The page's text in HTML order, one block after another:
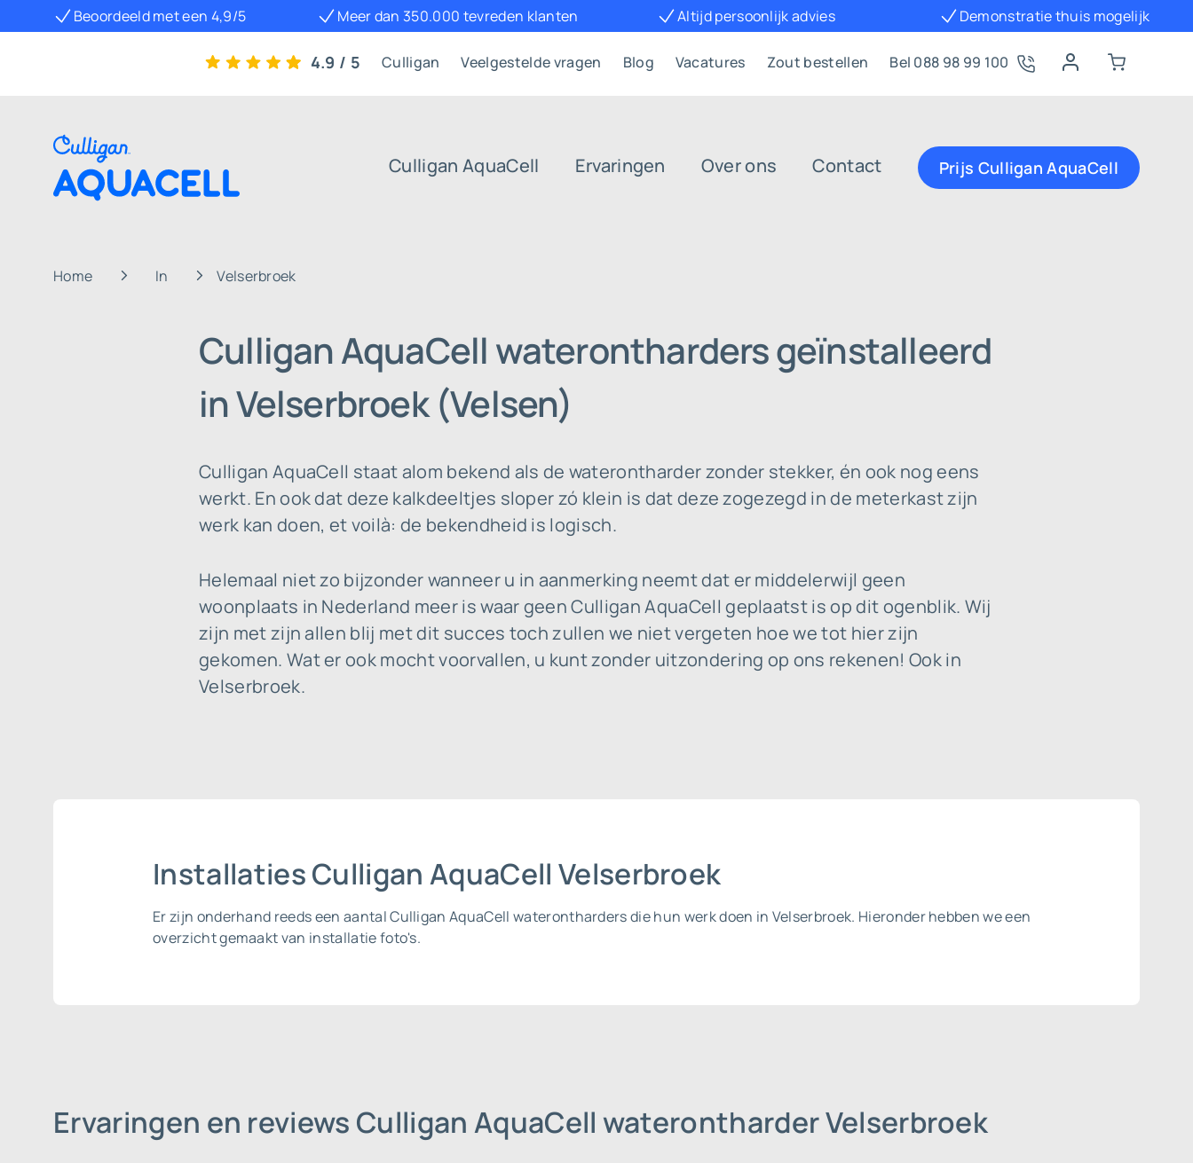
Beoordeeld met een 4,9/5 Meer dan 350.000 tevreden klanten Altijd persoonlijk advies Demonstratie thuis mogelijk
4.9 / 5 Culligan Veelgestelde vragen Blog Vacatures Zout bestellen Bel 088 98 99 100
Culligan AquaCell Ervaringen Over ons Contact Prijs Culligan AquaCell
Home In Velserbroek
Culligan AquaCell waterontharders geïnstalleerd
in Velserbroek (Velsen)
Culligan AquaCell staat alom bekend als de waterontharder zonder stekker, én ook nog eens
werkt. En ook dat deze kalkdeeltjes sloper zó klein is dat deze zogezegd in de meterkast zijn
werk kan doen, et voilà: de bekendheid is logisch.
Helemaal niet zo bijzonder wanneer u in aanmerking neemt dat er middelerwijl geen
woonplaats in Nederland meer is waar geen Culligan AquaCell geplaatst is op dit ogenblik. Wij
zijn met zijn allen blij met dit succes toch zullen we niet vergeten hoe we tot hier zijn
gekomen. Wat er ook mocht voorvallen, u kunt zonder uitzondering op ons rekenen! Ook in
Velserbroek.
Installaties Culligan AquaCell Velserbroek
Er zijn onderhand reeds een aantal Culligan AquaCell waterontharders die hun werk doen in Velserbroek. Hieronder hebben we een
overzicht gemaakt van installatie foto's.
Ervaringen en reviews Culligan AquaCell waterontharder Velserbroek